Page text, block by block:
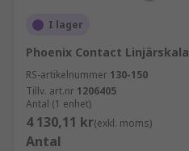
I lager
Phoenix Contact Linjärskala
RS-artikelnummer 130-150
Tillv. art.nr 1206405
Antal (1 enhet)
4 130,11 kr(exkl. moms)
Antal